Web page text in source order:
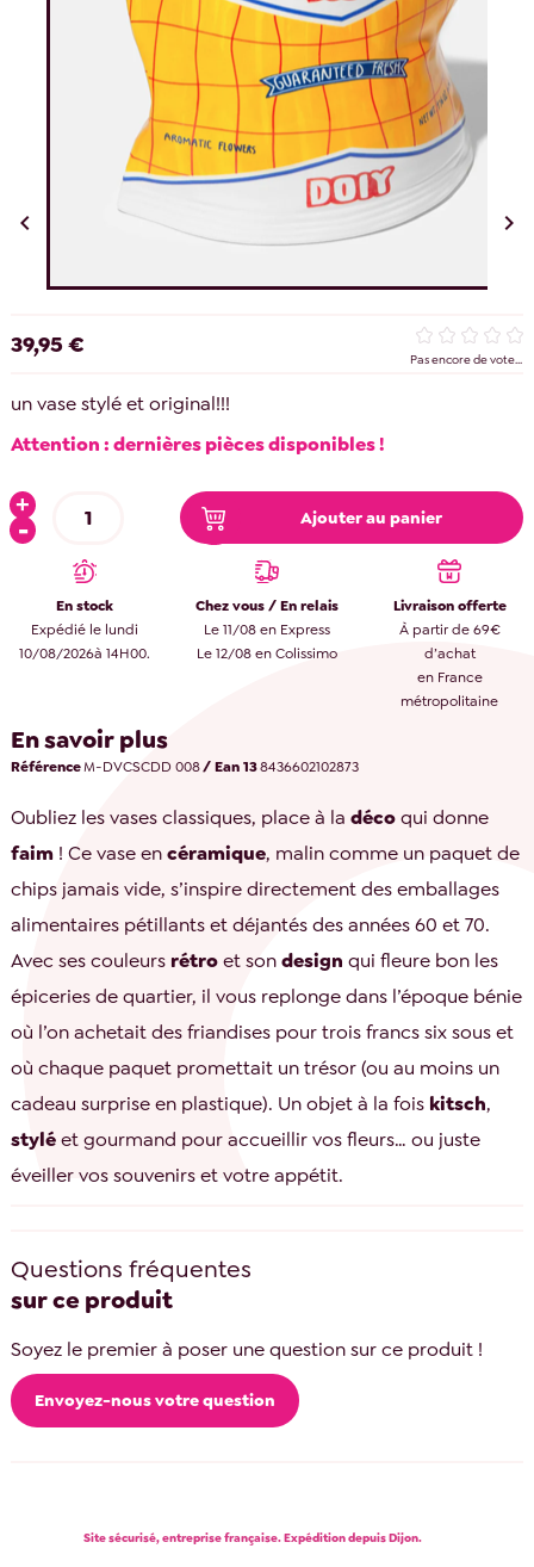
 
39,95 €
Pas encore de vote...
un vase stylé et original!!!
Attention : dernières pièces disponibles !
Ajouter au panier
En stock
Expédié le lundi
10/08/2026à 14H00.
Chez vous / En relais
Le 11/08 en Express
Le 12/08 en Colissimo
Livraison offerte
À partir de 69€
d’achat
en France
métropolitaine
En savoir plus
RéférenceM-DVCSCDD 008/ Ean 138436602102873
Oubliez les vases classiques, place à ladécoqui donne
faim ! Ce vase encéramique, malin comme un paquet de
chips jamais vide, s’inspire directement des emballages
alimentaires pétillants et déjantés des années 60 et 70.
Avec ses couleurs rétroet sondesign qui fleure bon les
épiceries de quartier, il vous replonge dans l’époque bénie
où l’on achetait des friandises pour trois francs six sous et
où chaque paquet promettait un trésor (ou au moins un
cadeau surprise en plastique). Un objet à la fois kitsch,
styléet gourmand pour accueillir vos fleurs… ou juste
éveiller vos souvenirs et votre appétit.
Questions fréquentes
sur ce produit
Soyez le premier à poser une question sur ce produit !
Envoyez-nous votre question
Site sécurisé, entreprise française. Expédition depuis Dijon.